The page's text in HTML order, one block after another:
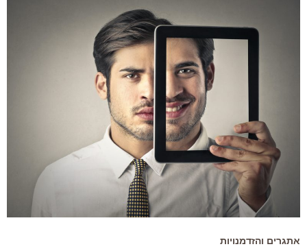
אתגרים והזדמנויות